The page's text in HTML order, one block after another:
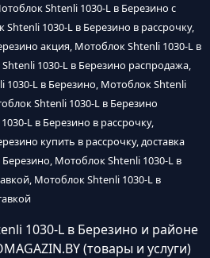
Shtenli 1030-L в Березино с
1030-L в Березино в рассрочку,
акция, Мотоблок Shtenli 1030-L в
1030-L в Березино распродажа,
L в Березино, Мотоблок Shtenli
Shtenli 1030-L в Березино
L в Березино в рассрочку,
купить в рассрочку, доставка
Мотоблок Shtenli 1030-L в
Мотоблок Shtenli 1030-L в
1030-L в Березино и районе
(товары и услуги)